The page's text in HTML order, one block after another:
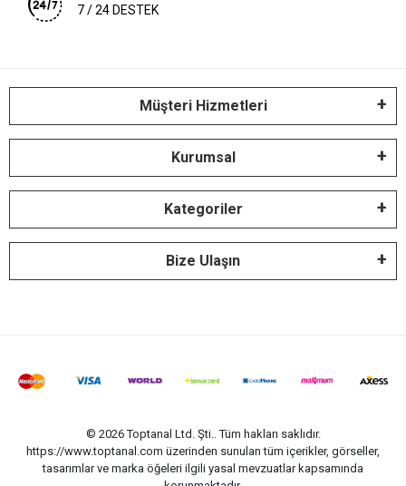
7 / 24 DESTEK
Müşteri Hizmetleri
Kurumsal
Kategoriler
Bize Ulaşın
© 2026 Toptanal Ltd. Şti.. Tüm hakları saklıdır.
https://www.toptanal.com üzerinden sunulan tüm içerikler, görseller,
tasarımlar ve marka öğeleri ilgili yasal mevzuatlar kapsamında